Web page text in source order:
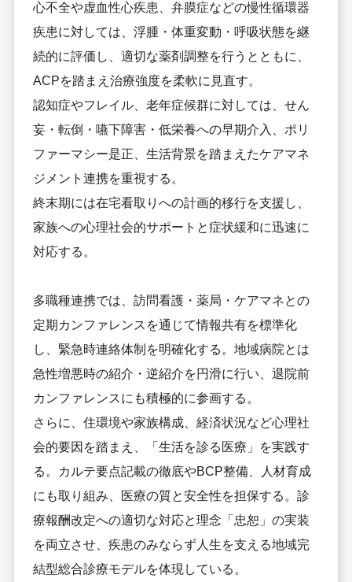
心不全や虚血性心疾患、弁膜症などの慢性循環器
疾患に対しては、浮腫・体重変動・呼吸状態を継
続的に評価し、適切な薬剤調整を行うとともに、
ACPを踏まえ治療強度を柔軟に見直す。
認知症やフレイル、老年症候群に対しては、せん
妄・転倒・嚥下障害・低栄養への早期介入、ポリ
ファーマシー是正、生活背景を踏まえたケアマネ
ジメント連携を重視する。
終末期には在宅看取りへの計画的移行を支援し、
家族への心理社会的サポートと症状緩和に迅速に
対応する。
多職種連携では、訪問看護・薬局・ケアマネとの
定期カンファレンスを通じて情報共有を標準化
し、緊急時連絡体制を明確化する。地域病院とは
急性増悪時の紹介・逆紹介を円滑に行い、退院前
カンファレンスにも積極的に参画する。
さらに、住環境や家族構成、経済状況など心理社
会的要因を踏まえ、「生活を診る医療」を実践す
る。カルテ要点記載の徹底やBCP整備、人材育成
にも取り組み、医療の質と安全性を担保する。診
療報酬改定への適切な対応と理念「忠恕」の実装
を両立させ、疾患のみならず人生を支える地域完
結型総合診療モデルを体現している。